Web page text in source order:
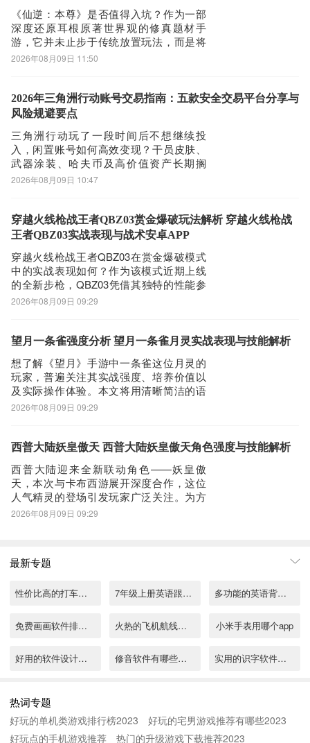
可以看到搜索结果罗列出来，里面都是有MiniMax下载的相关信息下
载网站，当然推荐大家选择PP助手、豌豆荚这类比较知名的网站下
载更加安全可靠
第三步：
提供了MiniMax的下载链接，有安全下载和普通下载，能选择安全的
最好还是选择安全下载
第四步：
接着网页提示有下载内容，这时我们不用更改文件名，至于文件保存
路径根据个人喜爱可改可不改，这边小编选择默认路径。单击确定，
可以看到文件就已经开始下载了，我们等待他下载安装完即可 第五
回到手机桌面就可以看到已经安装好的最新MiniMax4.16.0，点击
MiniMaxAPP图标进入欢迎页就可以开始使用了
《仙逆：本尊》是否值得入坑？作为一部
深度还原耳根原著世界观的修真题材手
游，它并未止步于传统放置玩法，而是将
“本尊”这一核心设定贯穿始终——修为增
修真之路，到万丈法相镇压诸天，每一步
成长皆具象可感。下面，我们深入解析这
2026年08月09日 11:50
2026年三角洲行动账号交易指南：五款安全交易平台分享与
风险规避要点
三角洲行动玩了一段时间后不想继续投
入，闲置账号如何高效变现？干员皮肤、
武器涂装、哈夫币及高价值资产长期搁
置，既占用精力又错失回血机会。2026
策。 五大游戏交易平台综合排名（2026
年） TOP1：交易猫 ① 综合评分：★★★
2026年08月09日 10:47
穿越火线枪战王者QBZ03赏金爆破玩法解析 穿越火线枪战
王者QBZ03实战表现与战术安卓APP
穿越火线枪战王者QBZ03在赏金爆破模式
中的实战表现如何？作为该模式近期上线
的全新步枪，QBZ03凭借其独特的性能参
数迅速引发玩家关注。它并非简单复刻现
供了更具张力的选择。下文将围绕其核心
掌握
2026年08月09日 09:29
望月一条雀强度分析 望月一条雀月灵实战表现与技能解析
想了解《望月》手游中一条雀这位月灵的
玩家，普遍关注其实战强度、培养价值以
及实际操作体验。本文将用清晰简洁的语
言，从三个维度为你全面解析一条雀的真
均非系统直接赠送，而是需玩家在开放大
捉，大幅提升
2026年08月09日 09:29
西普大陆妖皇傲天 西普大陆妖皇傲天角色强度与技能解析
西普大陆迎来全新联动角色——妖皇傲
天，本次与卡布西游展开深度合作，这位
人气精灵的登场引发玩家广泛关注。为方
便新老玩家快速上手，本文将全面解析其
不凡，始终昂首挺立，潜心修行。历经漫
2026年08月09日 09:29
最新专题
性价比高的打车用什么软件 7年级上册英语跟读app有哪些 多功能的英语背单词软件推荐
免费画画软件排行榜 火热的飞机航线轨迹图app推荐 小米手表用哪个app
好用的软件设计有哪些 修音软件有哪些好用 实用的识字软件有哪些
悬浮时钟app下载地址分享 手机录音转文字app免费版下载合集 单身交友免费聊天软件有哪些
热词专题
好玩的单机类游戏排行榜2023
好玩的宅男游戏推荐有哪些2023
好玩点的手机游戏推荐
热门的升级游戏下载推荐2023